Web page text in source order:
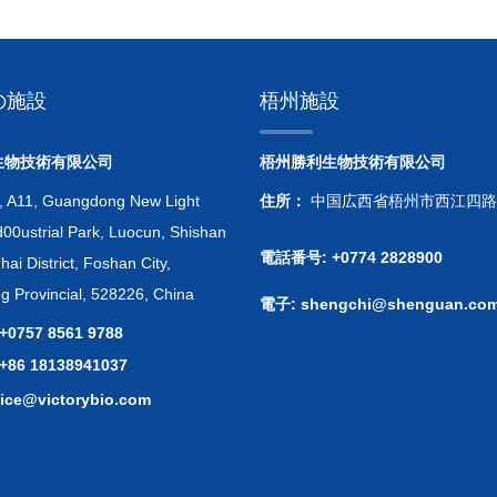
施設
技術有限公司
A11, Guangdong New Light
Park, Luocun, Shishan
District, Foshan City,
Provincial, 528226, China
8561 9788
18138941037
梧州施設
梧州勝利生物技術有限公司
住所： 中国広西省梧州市西江四
電話番号: +0774 2828900
電子: